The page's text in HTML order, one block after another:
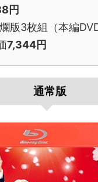
円
版3枚組（本編
7,344円
通常版